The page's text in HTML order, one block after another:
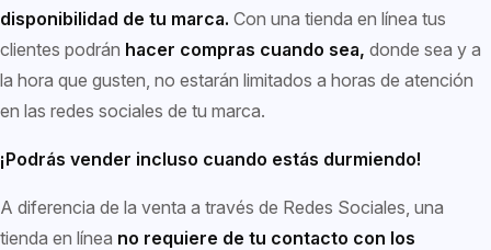
disponibilidad de tu marca. Con una tienda en línea tus
clientes podrán hacer compras cuando sea, donde sea y a
la hora que gusten, no estarán limitados a horas de atención
en las redes sociales de tu marca.
¡Podrás vender incluso cuando estás durmiendo!
A diferencia de la venta a través de Redes Sociales, una
tienda en línea no requiere de tu contacto con los